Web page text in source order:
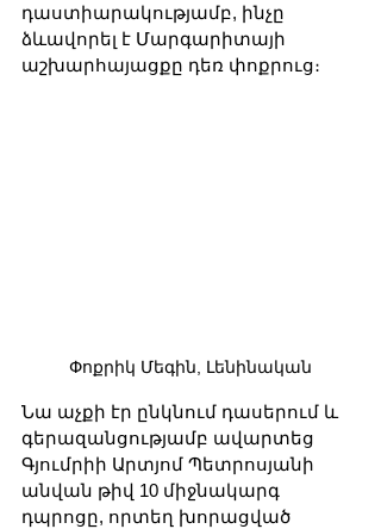
դաստիարակությամբ, ինչը
ձևավորել է Մարգարիտայի
աշխարհայացքը դեռ փոքրուց։
Փոքրիկ Մեգին, Լենինական
Նա աչքի էր ընկնում դասերում և
գերազանցությամբ ավարտեց
Գյումրիի Արտյոմ Պետրոսյանի
անվան թիվ 10 միջնակարգ
դպրոցը, որտեղ խորացված